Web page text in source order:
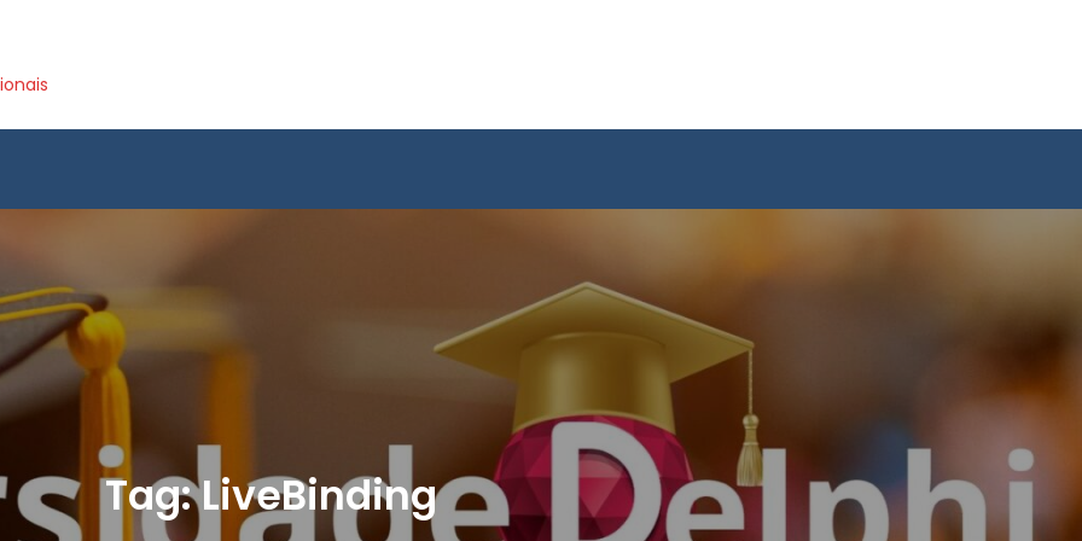
Tag:LiveBinding